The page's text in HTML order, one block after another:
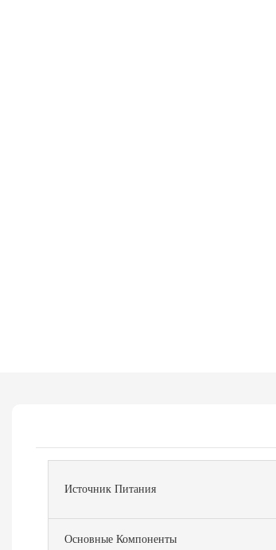
Источник Питания
Основные Компоненты